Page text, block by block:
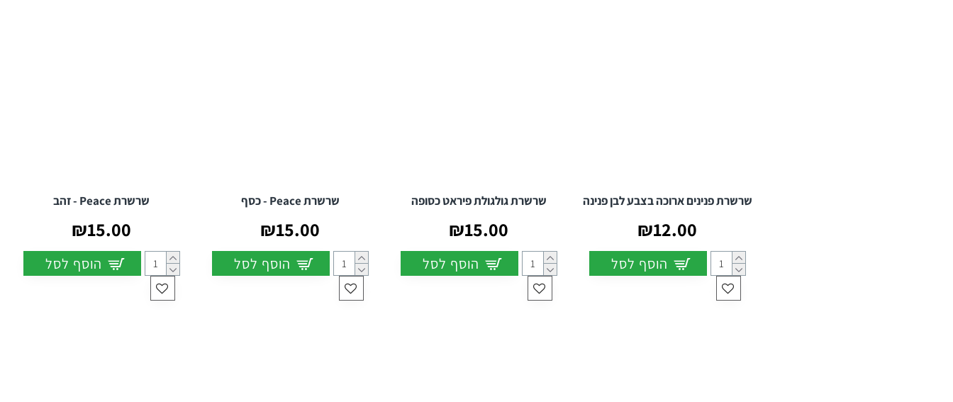
שרשרת פנינים ארוכה בצבע לבן פנינה
₪12.00
הוסף לסל
שרשרת גולגולת פיראט כסופה
₪15.00
הוסף לסל
שרשרת Peace - כסף
₪15.00
הוסף לסל
שרשרת Peace - זהב
₪15.00
הוסף לסל